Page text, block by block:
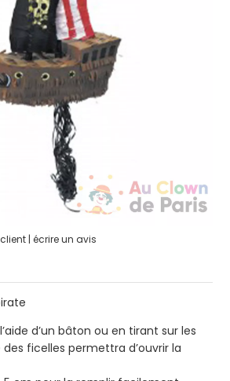
| écrire un avis
d’un bâton ou en tirant sur les
des ficelles permettra d’ouvrir la